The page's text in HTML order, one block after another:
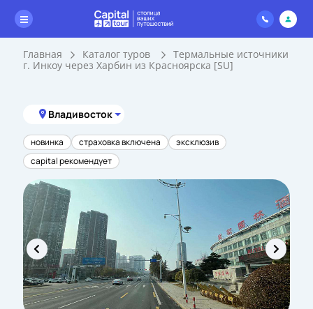
Главная Каталог туров
Термальные источники
г. Инкоу через Харбин из Красноярска [SU]
Владивосток
новинка страховка включена
эксклюзив
capital рекомендует